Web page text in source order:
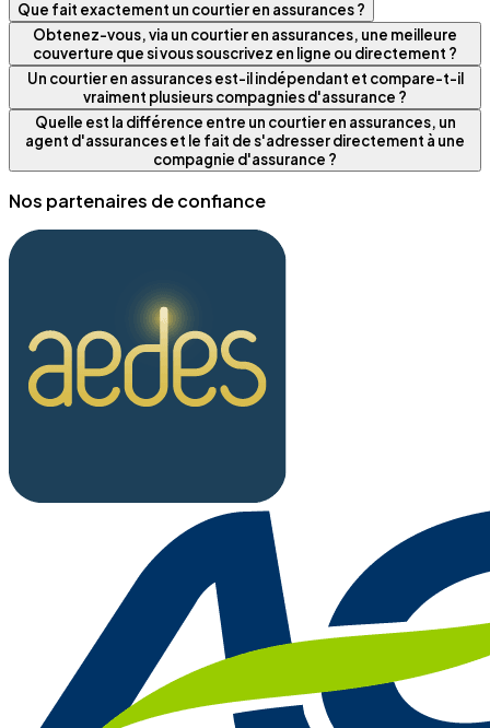
Que fait exactement un courtier en assurances ?
Obtenez-vous, via un courtier en assurances, une meilleure
couverture que si vous souscrivez en ligne ou directement ?
Un courtier en assurances est-il indépendant et compare-t-il
vraiment plusieurs compagnies d'assurance ?
Quelle est la différence entre un courtier en assurances, un
agent d'assurances et le fait de s'adresser directement à une
compagnie d'assurance ?
Nos partenaires de confiance